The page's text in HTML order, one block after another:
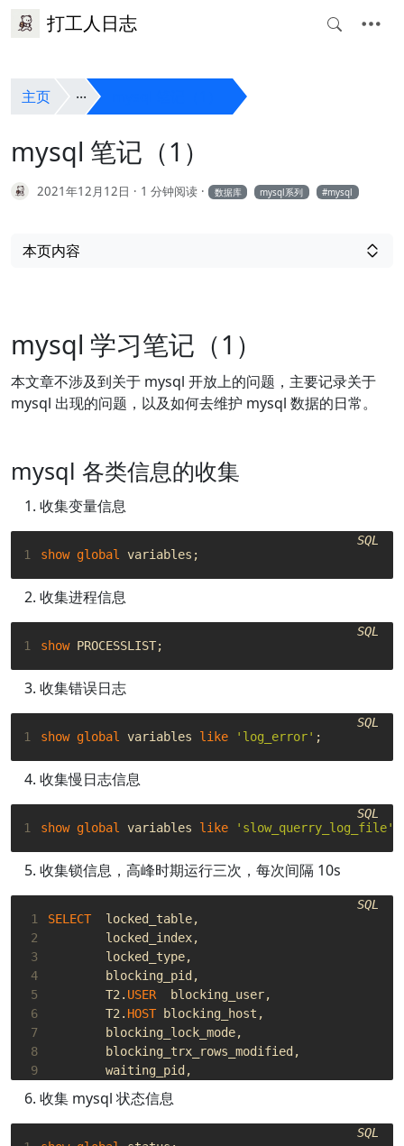
打工人日志
主页
mysql 笔记（1）
2021年12月12日 1 分钟阅读 数据库 mysql系列 mysql
本页内容
mysql 学习笔记（1）
本文章不涉及到关于 mysql 开放上的问题，主要记录关于
mysql 出现的问题，以及如何去维护 mysql 数据的日常。
mysql 各类信息的收集
收集变量信息
1 show global variables ;
SQL
收集进程信息
1 show PROCESSLIST;
SQL
收集错误日志
1 show global variables like 'log_error' ;
SQL
收集慢日志信息
1 show global variables like 'slow_querry_log_file'
SQL
收集锁信息，高峰时期运行三次，每次间隔 10s
1 SELECT locked_table,
2
locked_index,
3
locked_type,
4
blocking_pid ,
5
T2 . USER blocking_user,
6
T2 . HOST blocking_host ,
7
blocking_lock_mode,
8
blocking_trx_rows_modified ,
9
waiting_pid ,
T3. USER waiting_user
11
T3.HOST waiting_host
12
waiting_lock_mode,
SQL
收集 mysql 状态信息
SQL